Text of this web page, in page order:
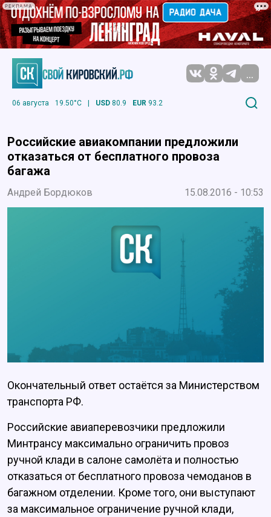
РЕКЛАМА
...
06 августа 19.50°C | USD 80.9 EUR 93.2
Российские авиакомпании предложили
отказаться от бесплатного провоза
багажа
Андрей Бордюков 15.08.2016 - 10:53
Окончательный ответ остаётся за Министерством
транспорта РФ.
Российские авиаперевозчики предложили
Минтрансу максимально ограничить провоз
ручной клади в салоне самолёта и полностью
отказаться от бесплатного провоза чемоданов в
багажном отделении. Кроме того, они выступают
за максимальное ограничение ручной клади,